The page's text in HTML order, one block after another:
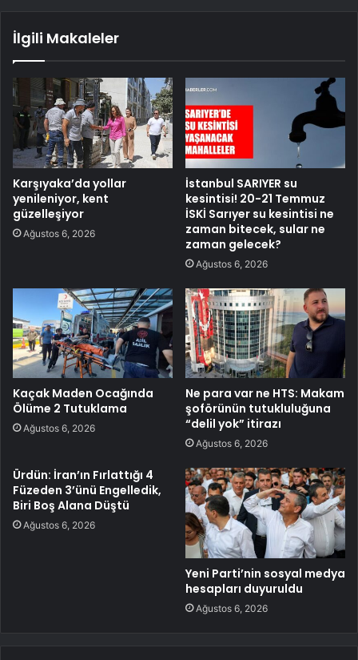
İlgili Makaleler
Karşıyaka’da yollar
yenileniyor, kent
güzelleşiyor
Ağustos 6, 2026
İstanbul SARIYER su
kesintisi! 20-21 Temmuz
İSKİ Sarıyer su kesintisi ne
zaman bitecek, sular ne
zaman gelecek?
Ağustos 6, 2026
Kaçak Maden Ocağında
Ölüme 2 Tutuklama
Ağustos 6, 2026
Ne para var ne HTS: Makam
şoförünün tutukluluğuna
“delil yok” itirazı
Ağustos 6, 2026
Ürdün: İran’ın Fırlattığı 4
Füzeden 3’ünü Engelledik,
Biri Boş Alana Düştü
Ağustos 6, 2026
Yeni Parti’nin sosyal medya
hesapları duyuruldu
Ağustos 6, 2026